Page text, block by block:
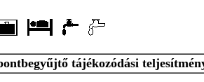
tájékozódási